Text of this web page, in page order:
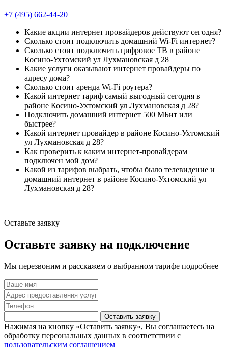
+7 (495) 662-44-20
Какие акции интернет провайдеров действуют сегодня?
Сколько стоит подключить домашний Wi-Fi интернет?
Сколько стоит подключить цифровое ТВ в районе
Косино-Ухтомский ул Лухмановская д 28
Какие услуги оказывают интернет провайдеры по
адресу дома?
Сколько стоит аренда Wi-Fi роутера?
Какой интернет тариф самый выгодный сегодня в
районе Косино-Ухтомский ул Лухмановская д 28?
Подключить домашний интернет 500 МБит или
быстрее?
Какой интернет провайдер в районе Косино-Ухтомский
ул Лухмановская д 28?
Как проверить к каким интернет-провайдерам
подключен мой дом?
Какой из тарифов выбрать, чтобы было телевидение и
домашний интернет в районе Косино-Ухтомский ул
Лухмановская д 28?
Оставьте заявку
Оставьте заявку на подключение
Мы перезвоним и расскажем о выбранном тарифе подробнее
Оставить заявку
Нажимая на кнопку «Оставить заявку», Вы соглашаетесь на
обработку персональных данных в соответствии с
пользовательским соглашением